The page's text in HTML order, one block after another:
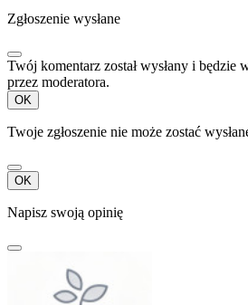
Zgłoszenie wysłane
Twój komentarz został wysłany i będzie
przez moderatora.
OK
Twoje zgłoszenie nie może zostać
OK
Napisz swoją opinię